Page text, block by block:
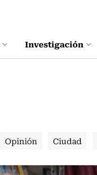
Investigación
Opinión Ciudad